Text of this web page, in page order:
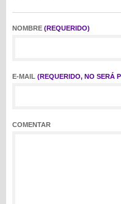
NOMBRE (REQUERIDO)
E-MAIL (REQUERIDO, NO SERÁ
COMENTAR